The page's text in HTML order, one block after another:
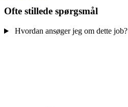
Ofte stillede spørgsmål
Hvordan ansøger jeg om dette job?